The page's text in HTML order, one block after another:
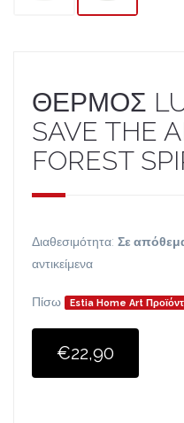
ΘΕΡΜΟΣ
SAVE THE
FOREST
Διαθεσιμότητα: Σε
αντικείμενα
Πίσω Estia Home Art
€22,90